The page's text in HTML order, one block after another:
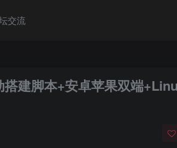
交流
建脚本+安卓苹果双端